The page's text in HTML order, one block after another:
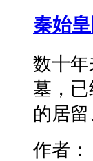
秦始
数十
墓，
的居
作者：